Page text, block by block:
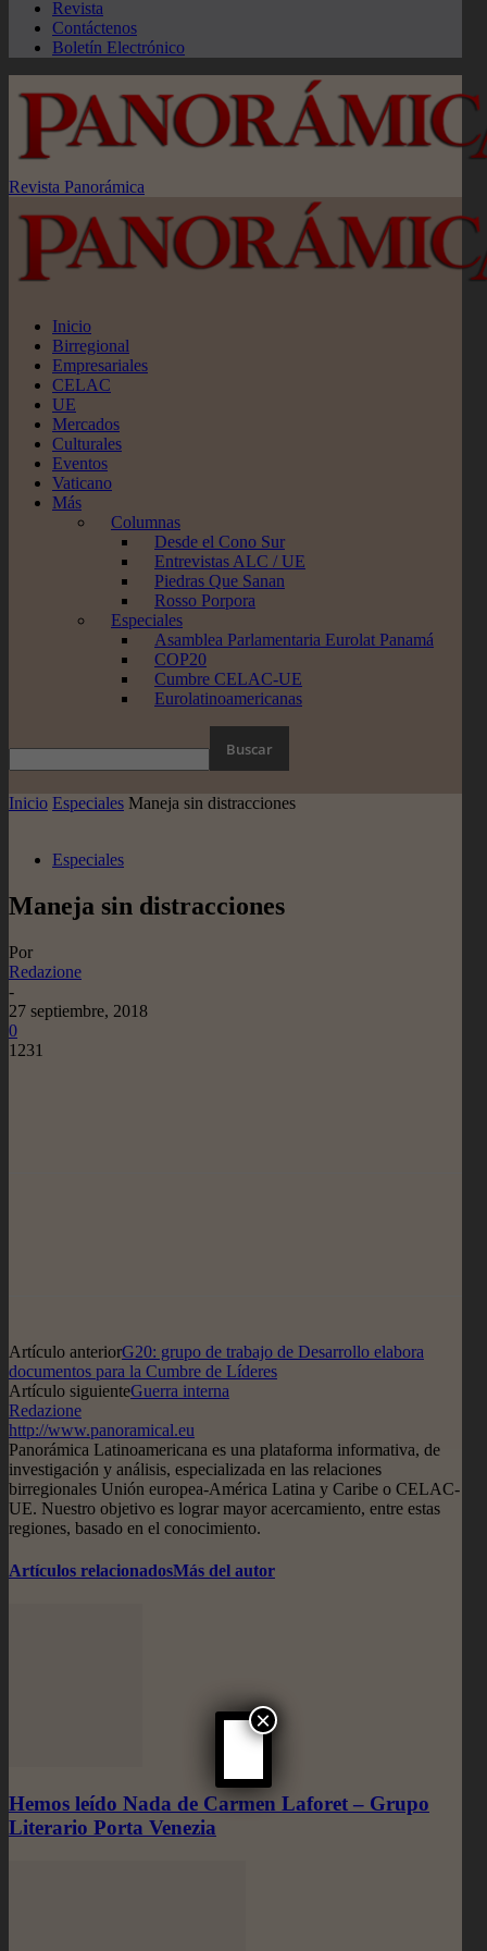
Revista
Contáctenos
Boletín Electrónico
Revista Panorámica
Inicio
Birregional
Empresariales
CELAC
UE
Mercados
Culturales
Eventos
Vaticano
Más
Columnas
Desde el Cono Sur
Entrevistas ALC / UE
Piedras Que Sanan
Rosso Porpora
Especiales
Asamblea Parlamentaria Eurolat Panamá
COP20
Cumbre CELAC-UE
Eurolatinoamericanas
Inicio Especiales Maneja sin distracciones
Especiales
Maneja sin distracciones
Por
Redazione
-
27 septiembre, 2018
0
1231
Artículo anteriorG20: grupo de trabajo de Desarrollo elabora
documentos para la Cumbre de Líderes
Artículo siguienteGuerra interna
Redazione
http://www.panoramical.eu
Panorámica Latinoamericana es una plataforma informativa, de
investigación y análisis, especializada en las relaciones
birregionales Unión europea-América Latina y Caribe o CELAC-
UE. Nuestro objetivo es lograr mayor acercamiento, entre estas
regiones, basado en el conocimiento.
Artículos relacionadosMás del autor
Hemos leído Nada de Carmen Laforet – Grupo
Literario Porta Venezia
×